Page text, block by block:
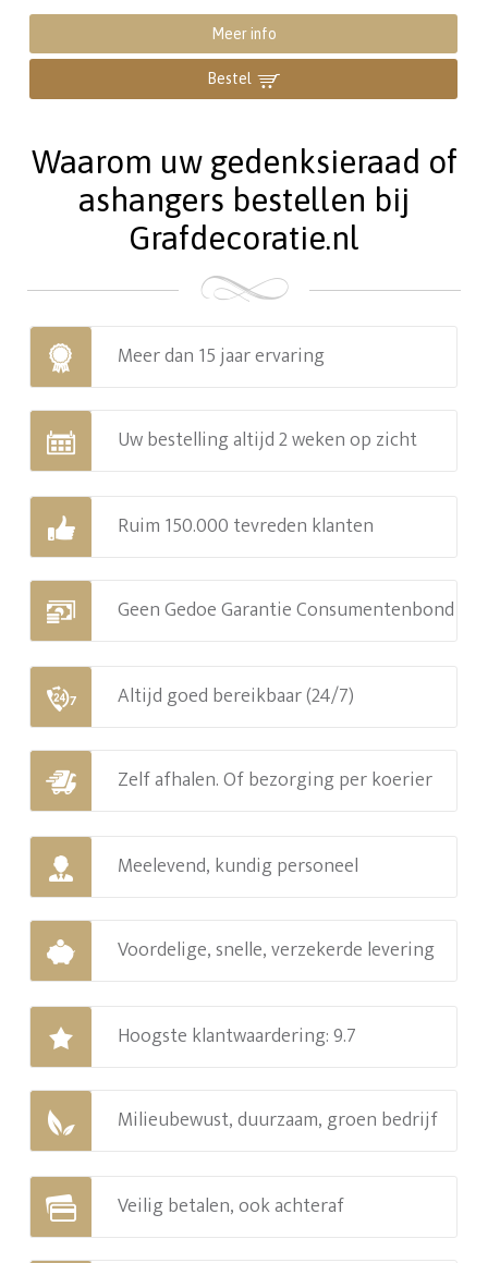
Meer info
Bestel
Waarom uw gedenksieraad of
ashangers bestellen bij
Grafdecoratie.nl
Meer dan 15 jaar ervaring
Uw bestelling altijd 2 weken op zicht
Ruim 150.000 tevreden klanten
Geen Gedoe Garantie Consumentenbond
Altijd goed bereikbaar (24/7)
Zelf afhalen. Of bezorging per koerier
Meelevend, kundig personeel
Voordelige, snelle, verzekerde levering
Hoogste klantwaardering: 9.7
Milieubewust, duurzaam, groen bedrijf
Veilig betalen, ook achteraf